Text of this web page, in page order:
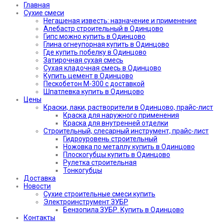
Главная
Сухие смеси
Негашеная известь: назначение и применение
Алебастр строительный в Одинцово
Гипс можно купить в Одинцово
Глина огнеупорная купить в Одинцово
Где купить побелку в Одинцово
Затирочная сухая смесь
Сухая кладочная смесь в Одинцово
Купить цемент в Одинцово
Пескобетон М-300 с доставкой
Шпатлевка купить в Одинцово
Цены
Краски, лаки, растворители в Одинцово, прайс-лист
Краска для наружного применения
Краска для внутренней отделки
Строительный, слесарный инструмент, прайс-лист
Гидроуровень строительный
Ножовка по металлу купить в Одинцово
Плоскогубцы купить в Одинцово
Рулетка строительная
Тонкогубцы
Доставка
Новости
Сухие строительные смеси купить
Электроинструмент ЗУБР
Бензопила ЗУБР. Купить в Одинцово
Контакты